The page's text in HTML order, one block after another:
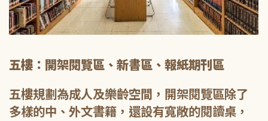
五樓：開架閱覽區、新書區、報紙期刊區
五樓規劃為成人及樂齡空間，開架閱覽區除了
多樣的中、外文書籍，還設有寬敞的閱讀桌，